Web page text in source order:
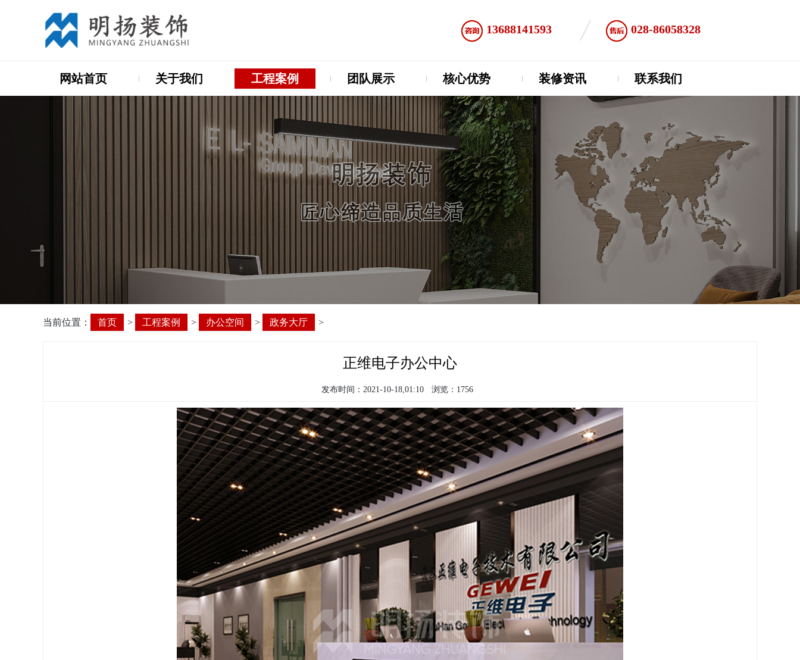
13688141593 028-86058328
网站首页 关于我们 工程案例 团队展示 核心优势 装修资讯 联系我们
当前位置： 首页 > 工程案例 > 办公空间 > 政务大厅 >
正维电子办公中心
发布时间：2021-10-18,01:10 浏览：1756